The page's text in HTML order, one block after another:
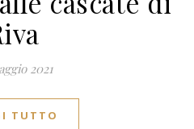
2021
TUTTO